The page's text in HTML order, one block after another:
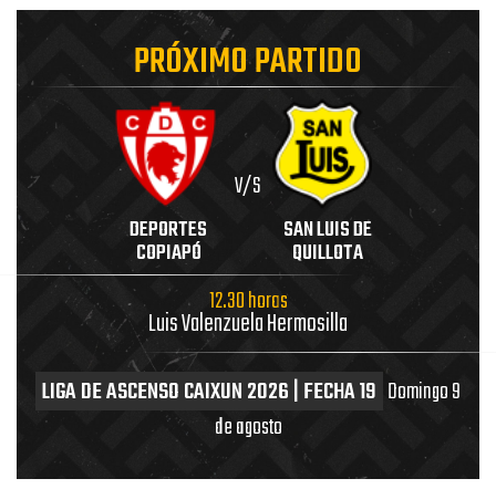
PRÓXIMO PARTIDO
DEPORTES
COPIAPÓ
V/S
SAN LUIS DE
QUILLOTA
12.30 horas
Luis Valenzuela Hermosilla
LIGA DE ASCENSO CAIXUN 2026 | FECHA 19 Domingo 9
de agosto